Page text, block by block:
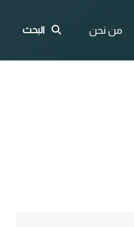
من نحن البحث